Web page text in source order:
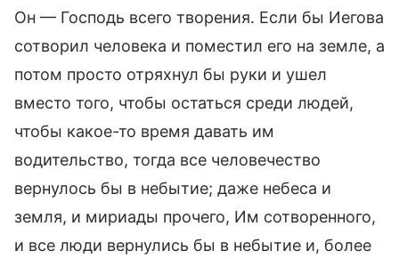
Он — Господь всего творения. Если бы Иегова
сотворил человека и поместил его на земле, а
потом просто отряхнул бы руки и ушел
вместо того, чтобы остаться среди людей,
чтобы какое-то время давать им
водительство, тогда все человечество
вернулось бы в небытие; даже небеса и
земля, и мириады прочего, Им сотворенного,
и все люди вернулись бы в небытие и, более